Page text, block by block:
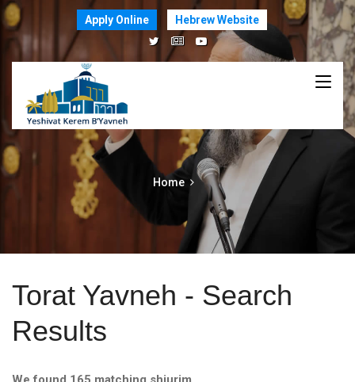
Apply Online Hebrew Website
Home
Torat Yavneh - Search
Results